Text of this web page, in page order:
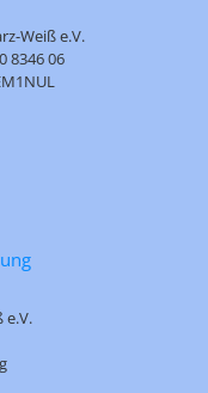
Weiß e.V.
8346 06
e.V.